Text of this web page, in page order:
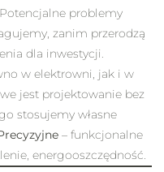
problemy
zanim przerodzą
dla inwestycji.
w elektrowni, jak i w
jest projektowanie bez
stosujemy własne
– funkcjonalne
energooszczędność.